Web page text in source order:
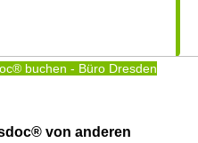
buchen - Büro Dresden
von anderen